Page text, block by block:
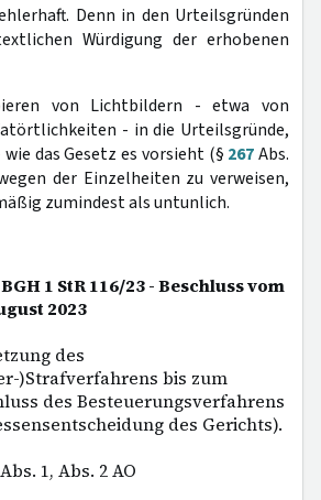
Denn in den Urteilsgründen
Würdigung der erhobenen
von Lichtbildern - etwa von
- in die Urteilsgründe,
das Gesetz es vorsieht (§ 267Abs.
der Einzelheiten zu verweisen,
zumindest als untunlich.
1 StR 116/23 - Beschluss vom
2023
des
)Strafverfahrens bis zum
des Besteuerungsverfahrens
des Gerichts).
Abs. 1, Abs. 2 AO